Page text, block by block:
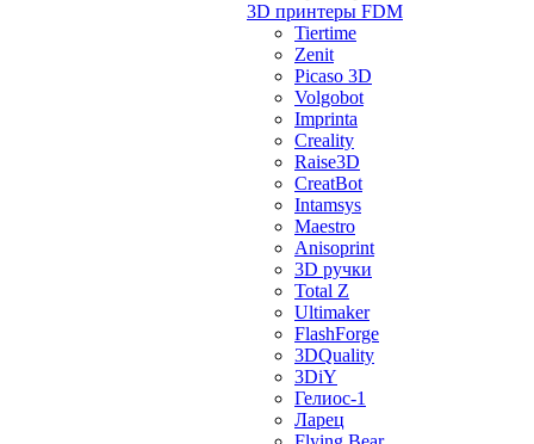
3D принтеры FDM
Tiertime
Zenit
Picaso 3D
Volgobot
Imprinta
Creality
Raise3D
CreatBot
Intamsys
Maestro
Anisoprint
3D ручки
Total Z
Ultimaker
FlashForge
3DQuality
3DiY
Гелиос-1
Ларец